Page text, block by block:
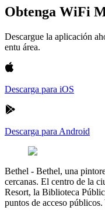
Obtenga WiFi
Descargue la aplicación
entu área.
Descarga para iOS
Descarga para Android
Bethel - Bethel, una
cercanas. El centro de la
Resort, la Biblioteca
puntos de acceso